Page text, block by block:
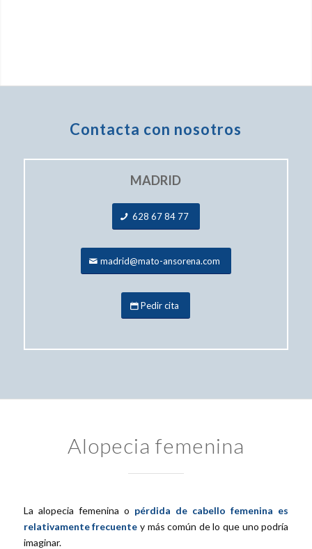
Contacta con nosotros
MADRID
628 67 84 77
madrid@mato-ansorena.com
Pedir cita
Alopecia femenina
La alopecia femenina o pérdida de cabello femenina es
relativamente frecuente y más común de lo que uno podría
imaginar.